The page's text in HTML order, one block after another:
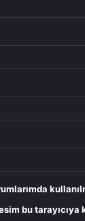
bu tarayıcıya